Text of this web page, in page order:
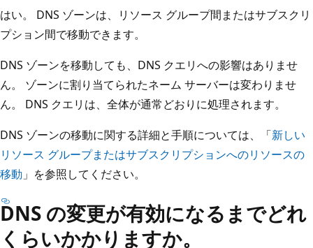
はい。 DNS ゾーンは、リソース グループ間またはサブスクリ
プション間で移動できます。
DNS ゾーンを移動しても、DNS クエリへの影響はありませ
ん。 ゾーンに割り当てられたネーム サーバーは変わりませ
ん。 DNS クエリは、全体が通常どおりに処理されます。
DNS ゾーンの移動に関する詳細と手順については、「新しい
リソース グループまたはサブスクリプションへのリソースの
移動 」を参照してください。
DNS の変更が有効になるまでどれ
くらいかかりますか。